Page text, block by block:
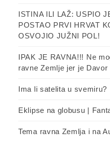
ISTINA ILI LAŽ: USPIO
POSTAO PRVI HRVAT
OSVOJIO JUŽNI POL!
IPAK JE RAVNA!!! Ne
ravne Zemlje jer je
Ima li satelita u svemiru?
Eklipse na globusu |
Tema ravna Zemlja i na